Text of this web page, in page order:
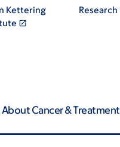
Kettering
Research
About Cancer & Treatment